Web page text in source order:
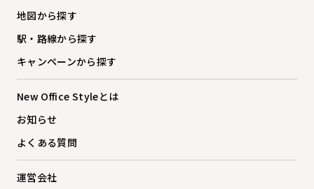
地図から探す
駅・路線から探す
キャンペーンから探す
New Office Styleとは
お知らせ
よくある質問
運営会社